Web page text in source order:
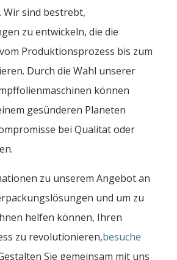
sind bestrebt,
zu entwickeln, die die
Produktionsprozess bis zum
Durch die Wahl unserer
können
gesünderen Planeten
bei Qualität oder
zu unserem Angebot an
und um zu
helfen können, Ihren
zu revolutionieren,besuche
Sie gemeinsam mit uns